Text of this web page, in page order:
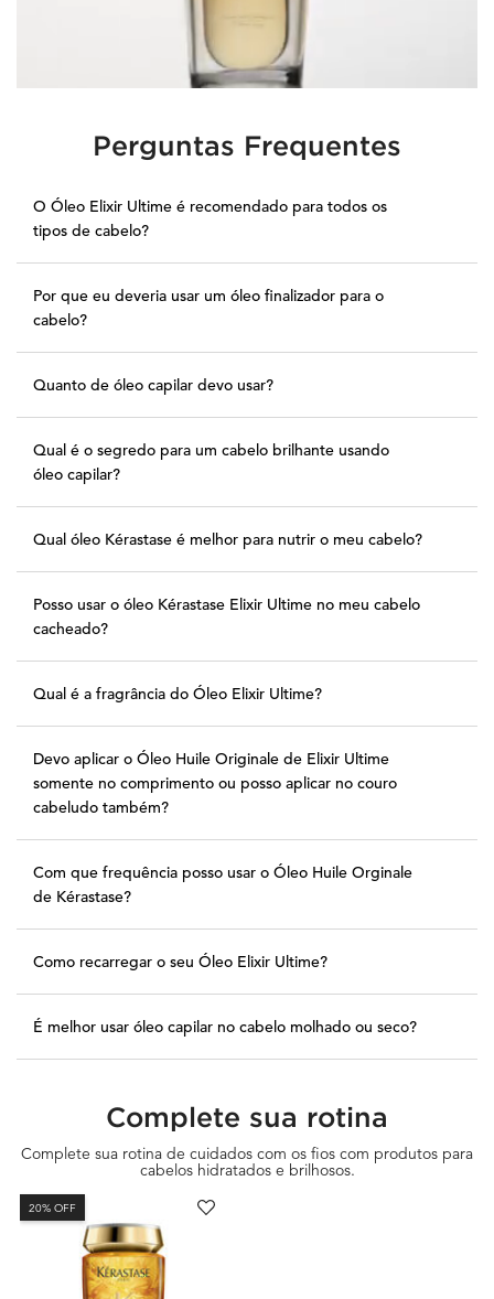
PDP Section FAQsPerguntas Frequentes
O Óleo Elixir Ultime é recomendado para todos os
tipos de cabelo?
Por que eu deveria usar um óleo finalizador para o
cabelo?
Quanto de óleo capilar devo usar?
Qual é o segredo para um cabelo brilhante usando
óleo capilar?
Qual óleo Kérastase é melhor para nutrir o meu cabelo?
Posso usar o óleo Kérastase Elixir Ultime no meu cabelo
cacheado?
Qual é a fragrância do Óleo Elixir Ultime?
Devo aplicar o Óleo Huile Originale de Elixir Ultime
somente no comprimento ou posso aplicar no couro
cabeludo também?
Com que frequência posso usar o Óleo Huile Orginale
de Kérastase?
Como recarregar o seu Óleo Elixir Ultime?
É melhor usar óleo capilar no cabelo molhado ou seco?
PDP Section RoutineComplete sua rotina
Complete sua rotina de cuidados com os fios com produtos para
cabelos hidratados e brilhosos.
20% OFF